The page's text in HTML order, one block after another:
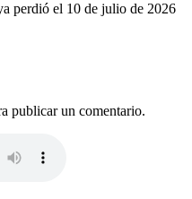
perdió el 10 de julio de 2026
publicar un comentario.